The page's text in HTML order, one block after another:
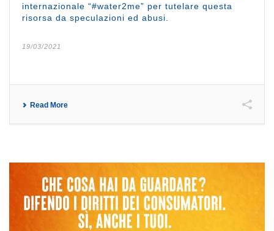
internazionale “#water2me” per tutelare questa
risorsa da speculazioni ed abusi.
19/03/2021
Read More